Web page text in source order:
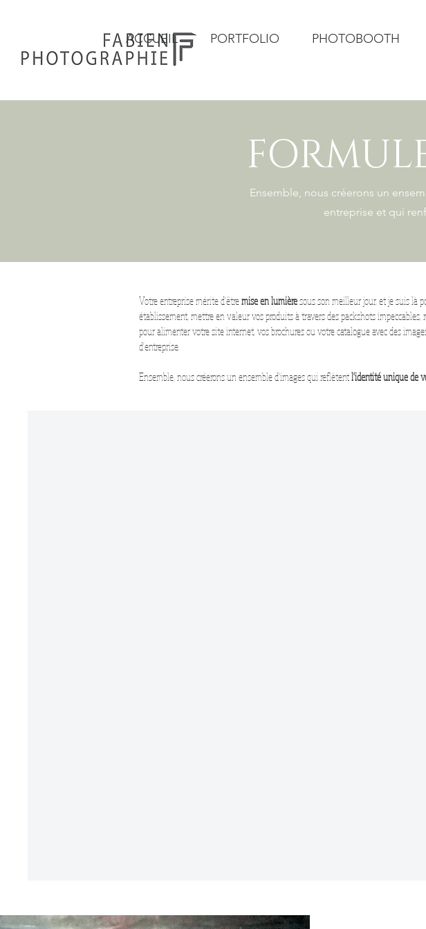
ACCUEIL PORTFOLIO PHOTOBOOTH
Ensemble, nous créerons un
entreprise et qui
Votre entreprise mérite d'êtremise en lumièresous son meilleur jour, et je suis là
établissement, mettre en valeur vos produits à travers des packshots
pour alimenter votre site internet, vos brochures ou votre catalogue avec des
d'entreprise.
Ensemble, nous créerons un ensemble d'images qui reflètentl'identité unique de